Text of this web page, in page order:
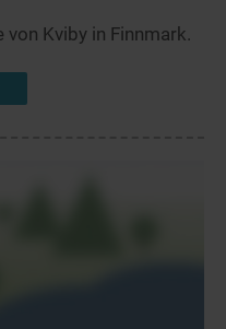
von Kviby in Finnmark.